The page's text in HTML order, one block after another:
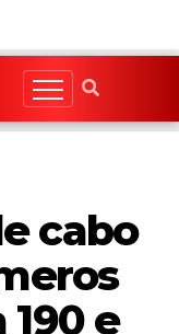
cabo
e